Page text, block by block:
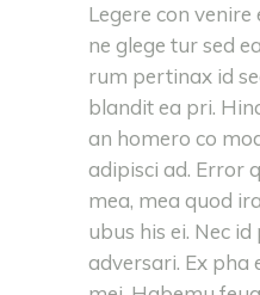
Legere con
ne glege tur sed
rum pertinax id
blandit ea pri.
an homero co
adipisci ad. Error
mea, mea quod
ubus his ei. Nec
adversari. Ex pha